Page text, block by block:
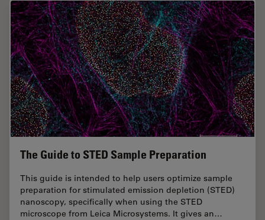
The Guide to STED Sample Preparation
This guide is intended to help users optimize sample
preparation for stimulated emission depletion (STED)
nanoscopy, specifically when using the STED
microscope from Leica Microsystems. It gives an…